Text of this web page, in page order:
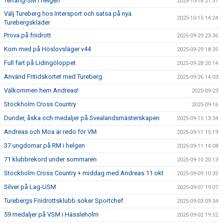
Välj Tureberg hos Intersport och satsa på nya
Turebergskläder
2025-10-15 14:24
Prova på friidrott 2025-09-29 23:36
Kom med på Höslovsläger v44 2025-09-29 18:35
Full fart på Lidingöloppet 2025-09-28 20:14
Använd Fritidskortet med Tureberg 2025-09-26 14:03
Välkommen hem Andreas! 2025-09-23
Stockholm Cross Country 2025-09-16
Dunder, åska och medaljer på Svealandsmästerskapen 2025-09-15 13:34
Andreas och Moa är redo för VM 2025-09-11 15:19
37 ungdomar på RM i helgen 2025-09-11 14:08
71 klubbrekord under sommaren 2025-09-10 20:13
Stockholm Cross Country + middag med Andreas 11 okt 2025-09-09 10:35
Silver på Lag-USM 2025-09-07 19:07
Turebergs Friidrottsklubb söker Sportchef 2025-09-03 09:34
59 medaljer på VSM i Hässleholm 2025-09-02 19:52